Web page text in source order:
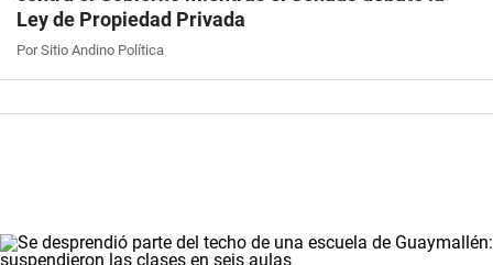
Ley de Propiedad Privada
Por Sitio Andino Política